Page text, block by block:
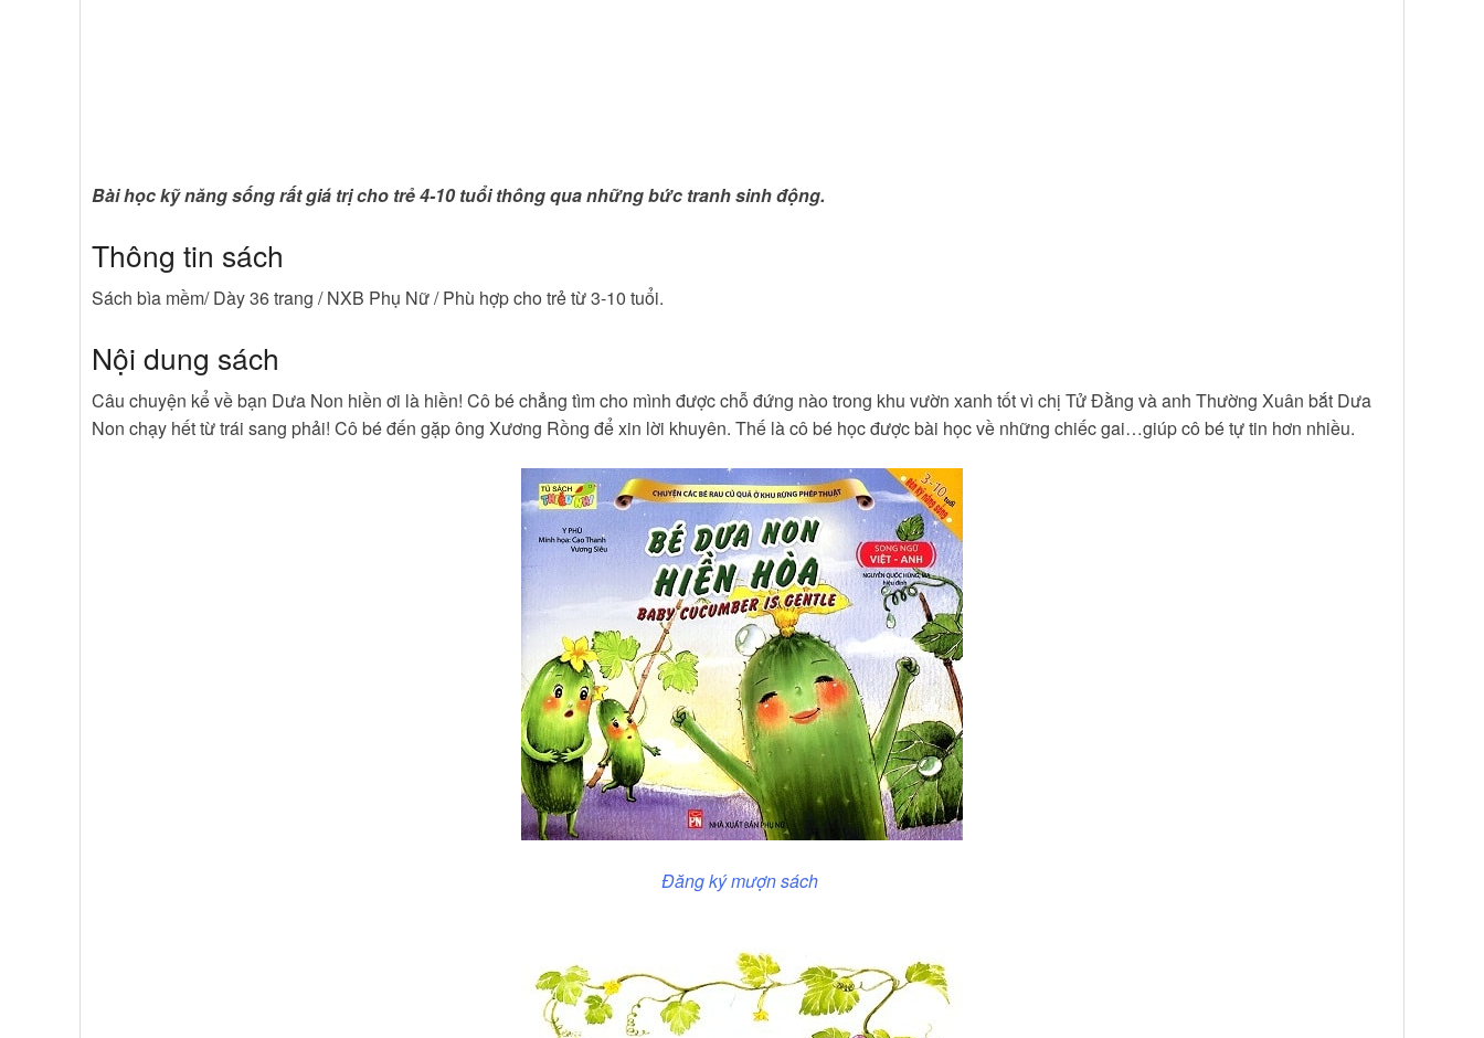
Bài học kỹ năng sống rất giá trị cho trẻ 4-10 tuổi thông qua những bức tranh sinh động.
Thông tin sách
Sách bìa mềm/ Dày 36 trang / NXB Phụ Nữ / Phù hợp cho trẻ từ 3-10 tuổi.
Nội dung sách
Câu chuyện kể về bạn Dưa Non hiền ơi là hiền! Cô bé chẳng tìm cho mình được chỗ đứng nào trong khu vườn xanh tốt vì chị Tử Đằng và anh Thường Xuân bắt Dưa
Non chạy hết từ trái sang phải! Cô bé đến gặp ông Xương Rồng để xin lời khuyên. Thế là cô bé học được bài học về những chiếc gai…giúp cô bé tự tin hơn nhiều.
Đăng ký mượn sách